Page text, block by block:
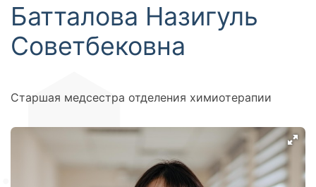
Батталова Назигуль
Советбековна
Старшая медсестра отделения химиотерапии